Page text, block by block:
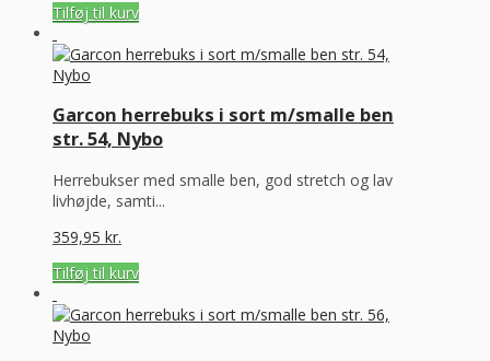
Tilføj til kurv
Garcon herrebuks i sort m/smalle ben
str. 54, Nybo
Herrebukser med smalle ben, god stretch og lav
livhøjde, samti...
359,95 kr.
Tilføj til kurv